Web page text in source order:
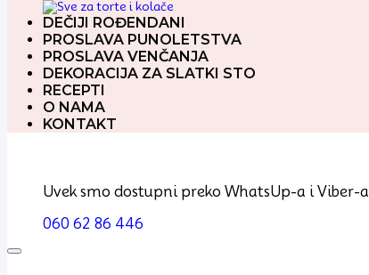
DEČIJI ROĐENDANI
PROSLAVA PUNOLETSTVA
PROSLAVA VENČANJA
DEKORACIJA ZA SLATKI STO
RECEPTI
O NAMA
KONTAKT
Uvek smo dostupni preko WhatsUp-a i Viber-a
060 62 86 446